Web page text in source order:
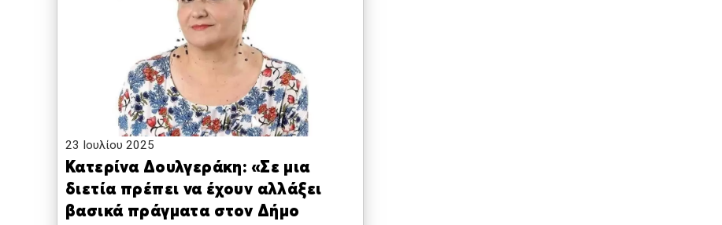
23 Ιουλίου 2025
Κατερίνα Δουλγεράκη: «Σε μια
διετία πρέπει να έχουν αλλάξει
βασικά πράγματα στον Δήμο